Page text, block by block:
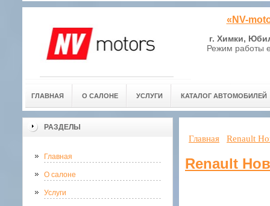
«NV-
г. Химки,
Режим работы
ГЛАВНАЯ О САЛОНЕ УСЛУГИ КАТАЛОГ АВТОМОБИЛЕЙ
РАЗДЕЛЫ
Главная
О салоне
Услуги
Главная Renault
Renault